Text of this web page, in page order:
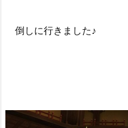
倒しに行きました♪